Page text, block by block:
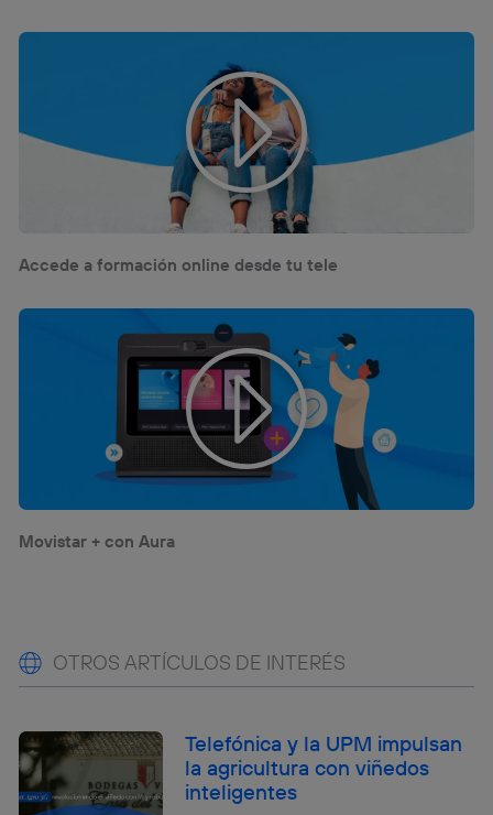
Accede a formación online desde tu tele
Movistar + con Aura
OTROS ARTÍCULOS DE INTERÉS
Telefónica y la UPM impulsan
la agricultura con viñedos
inteligentes